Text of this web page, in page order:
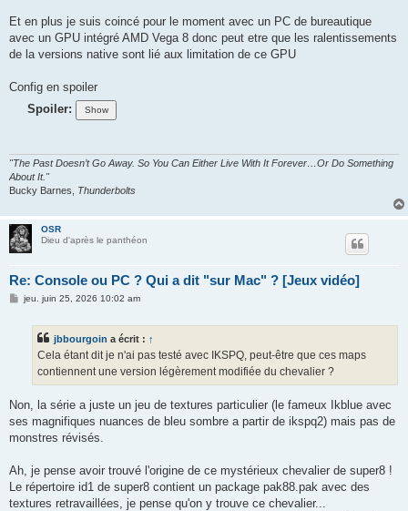
Et en plus je suis coincé pour le moment avec un PC de bureautique
avec un GPU intégré AMD Vega 8 donc peut etre que les ralentissements
de la versions native sont lié aux limitation de ce GPU
Config en spoiler
Spoiler:
"The Past Doesn’t Go Away. So You Can Either Live With It Forever…Or Do Something
About It."
Bucky Barnes, Thunderbolts
OSR
Dieu d'après le panthéon
Re: Console ou PC ? Qui a dit "sur Mac" ? [Jeux vidéo]
Mjeu. juin 25, 2026 10:02 am
jbbourgoin a écrit : ↑
Cela étant dit je n'ai pas testé avec IKSPQ, peut-être que ces maps
contiennent une version légèrement modifiée du chevalier ?
Non, la série a juste un jeu de textures particulier (le fameux Ikblue avec
ses magnifiques nuances de bleu sombre a partir de ikspq2) mais pas de
monstres révisés.
Ah, je pense avoir trouvé l'origine de ce mystérieux chevalier de super8 !
Le répertoire id1 de super8 contient un package pak88.pak avec des
textures retravaillées, je pense qu'on y trouve ce chevalier...